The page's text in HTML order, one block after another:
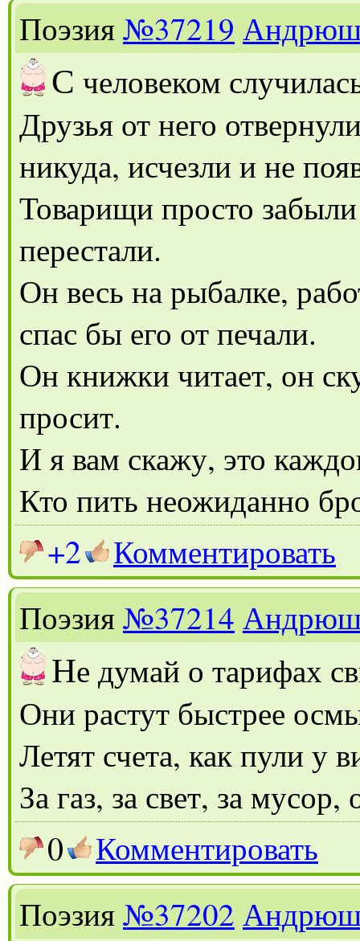
Поэзия№37219
С человеком
Друзья от него
никуда, исчезли и не
Товарищи просто
перестали.
Он весь на рыбалке,
спас бы его от печали.
Он книжки читает, он
просит.
И я вам скажу, это
Кто пить неожиданно
+2
Комментировать
Поэзия№37214
Не думай о тарифах
Они растут быстрее
Летят счета, как пули у
За газ, за свет, за мусор,
0
Комментировать
Поэзия№37202